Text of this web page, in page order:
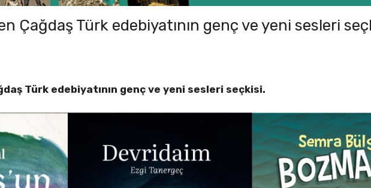
Çağdaş Türk edebiyatının genç ve yeni sesleri
Türk edebiyatının genç ve yeni sesleri seçkisi.